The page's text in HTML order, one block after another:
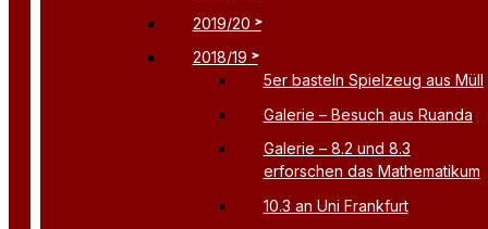
2019/20
2018/19
5er basteln Spielzeug aus Müll
Galerie – Besuch aus Ruanda
Galerie – 8.2 und 8.3
erforschen das Mathematikum
10.3 an Uni Frankfurt